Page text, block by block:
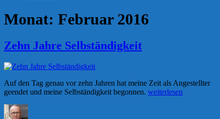
Monat: Februar 2016
Zehn Jahre Selbständigkeit
Auf den Tag genau vor zehn Jahren hat meine Zeit als Angestellter
geendet und meine Selbständigkeit begonnen. „Zehn
weiterlesen
Autor